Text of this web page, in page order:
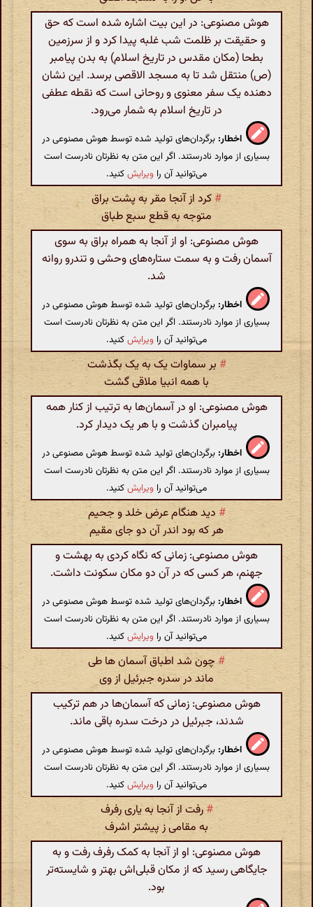
هوش مصنوعی: در این بیت اشاره شده است که حق
و حقیقت بر ظلمت شب غلبه پیدا کرد و از سرزمین
بطحا (مکان مقدس در تاریخ اسلام) به بدن پیامبر
(ص) منتقل شد تا به مسجد الاقصی برسد. این نشان
دهنده یک سفر معنوی و روحانی است که نقطه عطفی
در تاریخ اسلام به شمار می‌رود.
اخطار: برگردان‌های تولید شده توسط هوش مصنوعی در
بسیاری از موارد نادرستند. اگر این متن به نظرتان نادرست است
می‌توانید آن را ویرایشکنید.
# کرد از آنجا مقر به پشت براق
متوجه به قطع سبع طباق
هوش مصنوعی: او از آنجا به همراه براق به سوی
آسمان رفت و به سمت ستاره‌های وحشی و تندرو روانه
شد.
اخطار: برگردان‌های تولید شده توسط هوش مصنوعی در
بسیاری از موارد نادرستند. اگر این متن به نظرتان نادرست است
می‌توانید آن را ویرایشکنید.
# بر سماوات یک به یک بگذشت
با همه انبیا ملاقی گشت
هوش مصنوعی: او در آسمان‌ها به ترتیب از کنار همه
پیامبران گذشت و با هر یک دیدار کرد.
اخطار: برگردان‌های تولید شده توسط هوش مصنوعی در
بسیاری از موارد نادرستند. اگر این متن به نظرتان نادرست است
می‌توانید آن را ویرایشکنید.
# دید هنگام عرض خلد و جحیم
هر که بود اندر آن دو جای مقیم
هوش مصنوعی: زمانی که نگاه کردی به بهشت و
جهنم، هر کسی که در آن دو مکان سکونت داشت.
اخطار: برگردان‌های تولید شده توسط هوش مصنوعی در
بسیاری از موارد نادرستند. اگر این متن به نظرتان نادرست است
می‌توانید آن را ویرایشکنید.
#چون شد اطباق آسمان ها طی
ماند در سدره جبرئیل از وی
هوش مصنوعی: زمانی که آسمان‌ها در هم ترکیب
شدند، جبرئیل در درخت سدره باقی ماند.
اخطار: برگردان‌های تولید شده توسط هوش مصنوعی در
بسیاری از موارد نادرستند. اگر این متن به نظرتان نادرست است
می‌توانید آن را ویرایشکنید.
# رفت از آنجا به یاری رفرف
به مقامی ز پیشتر اشرف
هوش مصنوعی: او از آنجا به کمک رفرف رفت و به
جایگاهی رسید که از مکان قبلی‌اش بهتر و شایسته‌تر
بود.